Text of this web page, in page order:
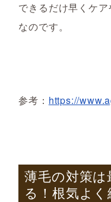
できるだけ早 く ケア
なのです。
参考： https://
薄毛の対策
る！根気よ